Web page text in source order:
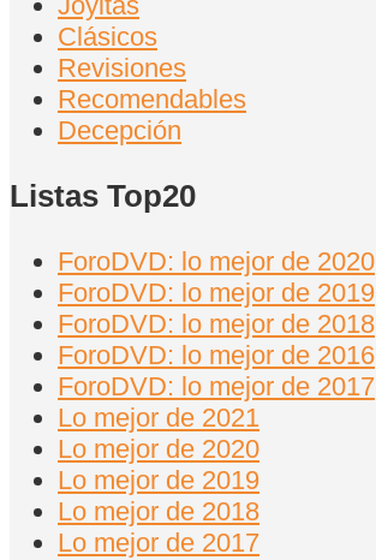
Clásicos
Revisiones
Recomendables
Decepción
Listas Top20
ForoDVD: lo mejor de 2020
ForoDVD: lo mejor de 2019
ForoDVD: lo mejor de 2018
ForoDVD: lo mejor de 2016
ForoDVD: lo mejor de 2017
Lo mejor de 2021
Lo mejor de 2020
Lo mejor de 2019
Lo mejor de 2018
Lo mejor de 2017